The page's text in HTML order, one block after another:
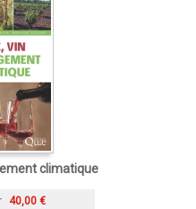
climatique
40,00 €